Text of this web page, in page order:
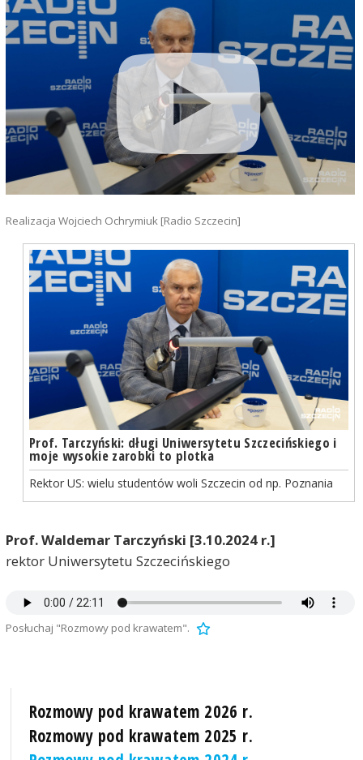
Realizacja Wojciech Ochrymiuk [Radio Szczecin]
Prof. Tarczyński: długi Uniwersytetu Szczecińskiego i
moje wysokie zarobki to plotka
Rektor US: wielu studentów woli Szczecin od np. Poznania
Prof. Waldemar Tarczyński [3.10.2024 r.]
rektor Uniwersytetu Szczecińskiego
Posłuchaj "Rozmowy pod krawatem".
Rozmowy pod krawatem 2026 r.
Rozmowy pod krawatem 2025 r.